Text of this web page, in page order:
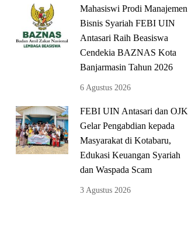
Mahasiswi Prodi Manajemen
Bisnis Syariah FEBI UIN
Antasari Raih Beasiswa
Cendekia BAZNAS Kota
Banjarmasin Tahun 2026
6 Agustus 2026
FEBI UIN Antasari dan OJK
Gelar Pengabdian kepada
Masyarakat di Kotabaru,
Edukasi Keuangan Syariah
dan Waspada Scam
3 Agustus 2026